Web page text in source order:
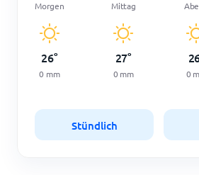
Morgen
26°
0 mm
Mittag
27°
0 mm 0
Stündlich